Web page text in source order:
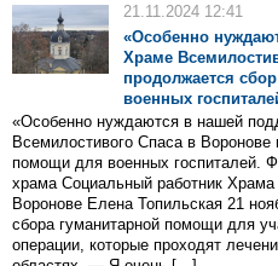
21.11.2024 12:41
«Особенно
Храме
продолжается
военных
«Особенно нуждаются в нашей
Всемилостивого Спаса в
помощи для военных госпиталей.
храма Социальный работник
Воронове Елена Топильская 21
сбора гуманитарной помощи для
операции, которые проходят